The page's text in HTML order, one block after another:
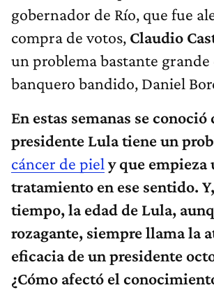
gobernador de Río, que fue
compra de votos, Claudio
un problema bastante grande
banquero bandido, Daniel
En estas semanas se conoció
presidente Lula tiene un
cáncer de piel y que empieza
tratamiento en ese sentido.
tiempo, la edad de Lula,
rozagante, siempre llama la
eficacia de un presidente
¿Cómo afectó el